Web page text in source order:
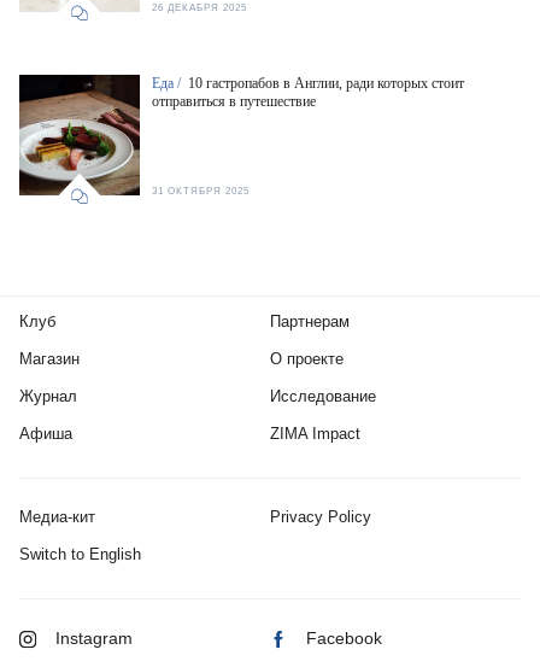
26 ДЕКАБРЯ 2025
Еда / 10 гастропабов в Англии, ради которых стоит
отправиться в путешествие
31 ОКТЯБРЯ 2025
Клуб
Магазин
Журнал
Афиша
Партнерам
О проекте
Исследование
ZIMA Impact
Медиа-кит Privacy Policy
Switch to English
Instagram Facebook